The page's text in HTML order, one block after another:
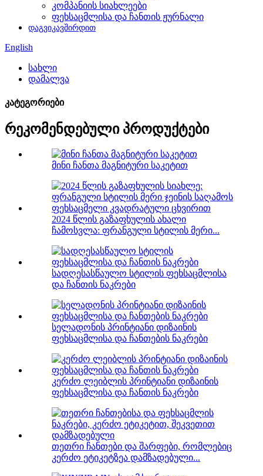
კომპანიის სიახლეები
ფეხსაცმლისა და ჩანთის ჟურნალი
დაგვიკავშირდით
English
სახლი
დამალვა
კატეგორიები
რეკომენდებული პროდუქტები
მინი ჩანთა მაგნიტური საკეტით
2024 წლის გაზაფხულის ახალი
ჩამოსვლა: ფრანგული სტილის მერი...
სადღესასწაულო სტილის ფეხსაცმლისა
და ჩანთის ნაკრები
სელადონის პრინტიანი დიზაინის
ფეხსაცმლისა და ჩანთების ნაკრები
კერძო ლეიბლის პრინტიანი დიზაინის
ფეხსაცმლისა და ჩანთის ნაკრები
თეთრი ჩანთები და შარფები, რომლებიც
კერძო ეტიკეტზეა დამზადებული...